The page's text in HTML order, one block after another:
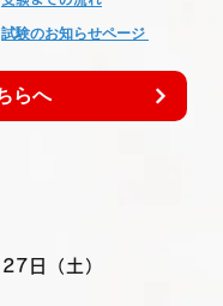
試験のお知らせページ
らへ
日（土）